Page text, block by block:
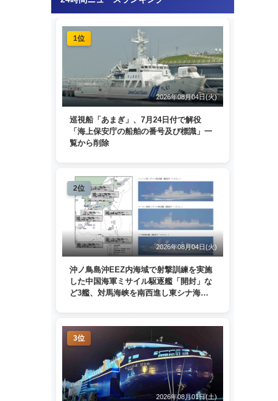
1位
2026年08月04日(火)
巡視船「あまぎ」、7月24日付で解役
「海上保安庁の船舶の番号及び標識」一
覧から削除
2位
2026年08月04日(火)
沖ノ鳥島沖EEZ内海域で射撃訓練を実施
した中国海軍ミサイル駆逐艦「開封」な
ど3艦、対馬海峡を南西進し東シナ海
3位
2026年08月01日(土)